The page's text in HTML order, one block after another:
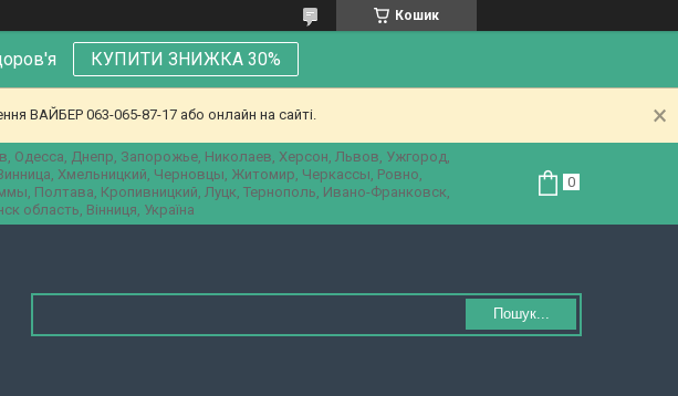
Кошик
КУПИТИ ЗНИЖКА 30%
ВАЙБЕР 063-065-87-17 або онлайн на сайті.
Одесса, Днепр, Запорожье, Николаев, Херсон, Львов, Ужгород,
Хмельницкий, Черновцы, Житомир, Черкассы, Ровно,
Полтава, Кропивницкий, Луцк, Тернополь, Ивано-Франковск,
область, Вінниця, Україна
Пошук...